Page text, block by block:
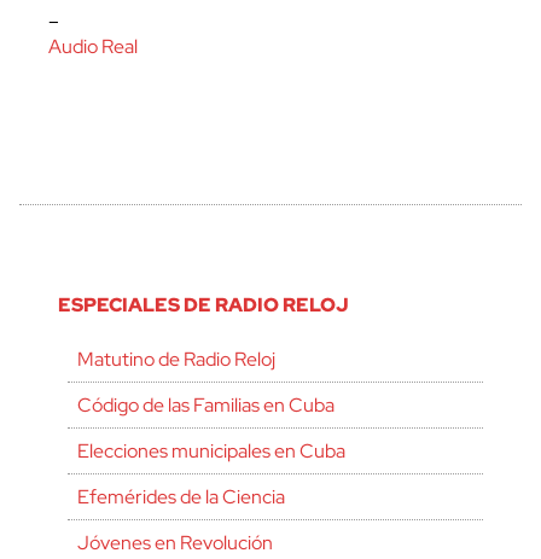
–
Audio Real
ESPECIALES DE RADIO RELOJ
Matutino de Radio Reloj
Código de las Familias en Cuba
Elecciones municipales en Cuba
Efemérides de la Ciencia
Jóvenes en Revolución